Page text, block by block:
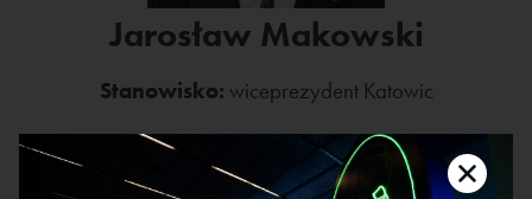
Jarosław Makowski
Stanowisko: wiceprezydent Katowic